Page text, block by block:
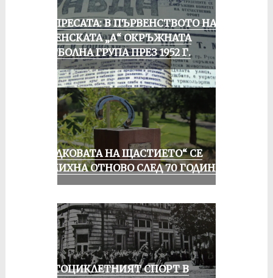
ОТ ПРЕСАТА: В ПЪРВЕНСТВОТО НА
РУСЕНСКАТА „А“ ОКРЪЖНАТА
ФУТБОЛНА ГРУПА ПРЕЗ 1952 Г.
„ПОДКОВАТА НА ЩАСТИЕТО“ СЕ
УСМИХНА ОТНОВО СЛЕД 70 ГОДИНИ
МОТОЦИКЛЕТНИЯТ СПОРТ В